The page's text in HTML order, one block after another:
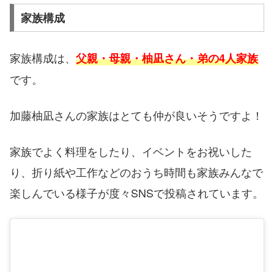
家族構成
家族構成は、 父親・母親・柚凪さん・弟の4人家族
です。
加藤柚凪さんの家族はとても仲が良いそうですよ！
家族でよく料理をしたり、イベントをお祝いした
り、折り紙や工作などのおうち時間も家族みんなで
楽しんでいる様子が度々SNSで投稿されています。